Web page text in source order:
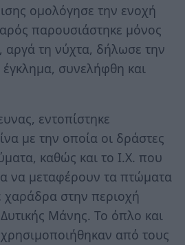
ομολόγησε την ενοχή
παρουσιάστηκε μόνος
αργά τη νύχτα, δήλωσε την
συνελήφθη και
εντοπίστηκε
με την οποία οι δράστες
καθώς και το Ι.Χ. που
να μεταφέρουν τα πτώματα
στην περιοχή
Μάνης. Το όπλο και
από τους